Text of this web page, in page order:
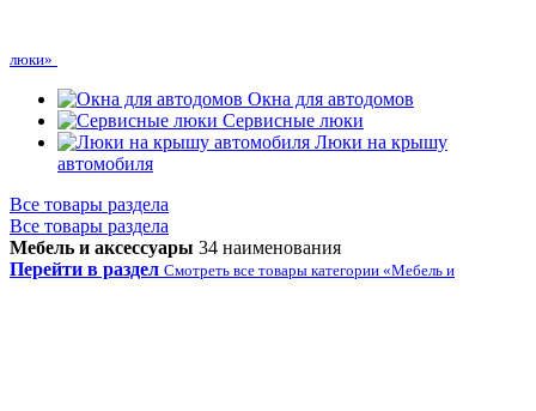
люки»
Окна для автодомов
Сервисные люки
Люки на крышу
автомобиля
Все товары раздела
Все товары раздела
Мебель и аксессуары 34 наименования
Перейти в раздел Смотреть все товары категории «Мебель и